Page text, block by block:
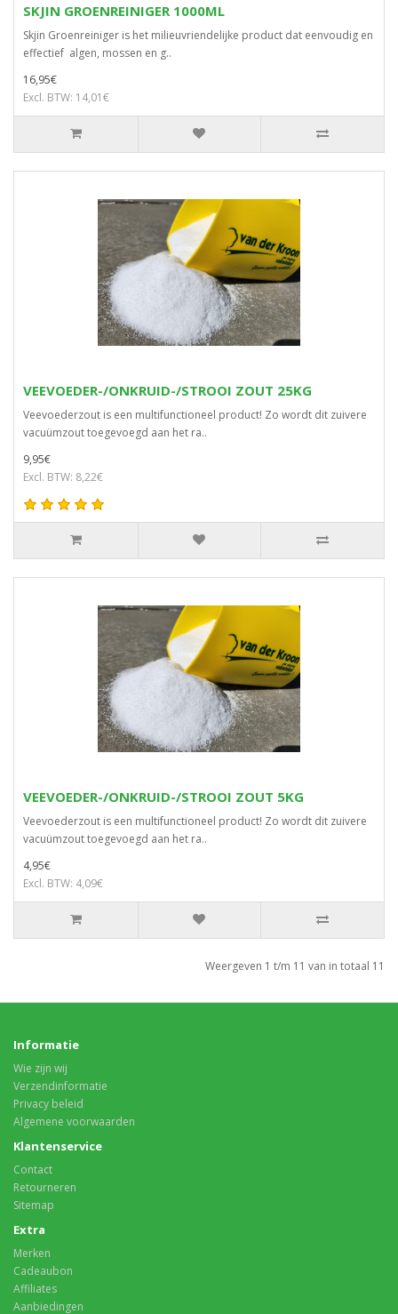
SKJIN GROENREINIGER 1000ML
Skjin Groenreiniger is het milieuvriendelijke product dat eenvoudig en
effectief algen, mossen en g..
16,95€
Excl. BTW: 14,01€
VEEVOEDER-/ONKRUID-/STROOI ZOUT 25KG
Veevoederzout is een multifunctioneel product! Zo wordt dit zuivere
vacuümzout toegevoegd aan het ra..
9,95€
Excl. BTW: 8,22€
VEEVOEDER-/ONKRUID-/STROOI ZOUT 5KG
Veevoederzout is een multifunctioneel product! Zo wordt dit zuivere
vacuümzout toegevoegd aan het ra..
4,95€
Excl. BTW: 4,09€
Weergeven 1 t/m 11 van in totaal 11
Informatie
Wie zijn wij
Verzendinformatie
Privacy beleid
Algemene voorwaarden
Klantenservice
Contact
Retourneren
Sitemap
Extra
Merken
Cadeaubon
Affiliates
Aanbiedingen